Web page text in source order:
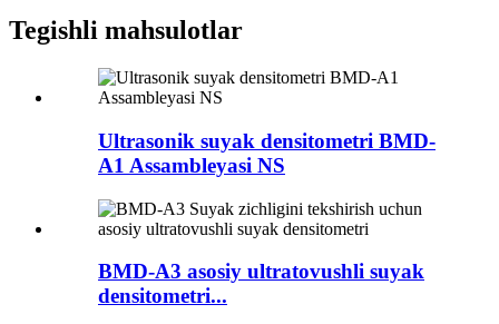
Tegishli mahsulotlar
Ultrasonik suyak densitometri BMD-
A1 Assambleyasi NS
BMD-A3 asosiy ultratovushli suyak
densitometri...